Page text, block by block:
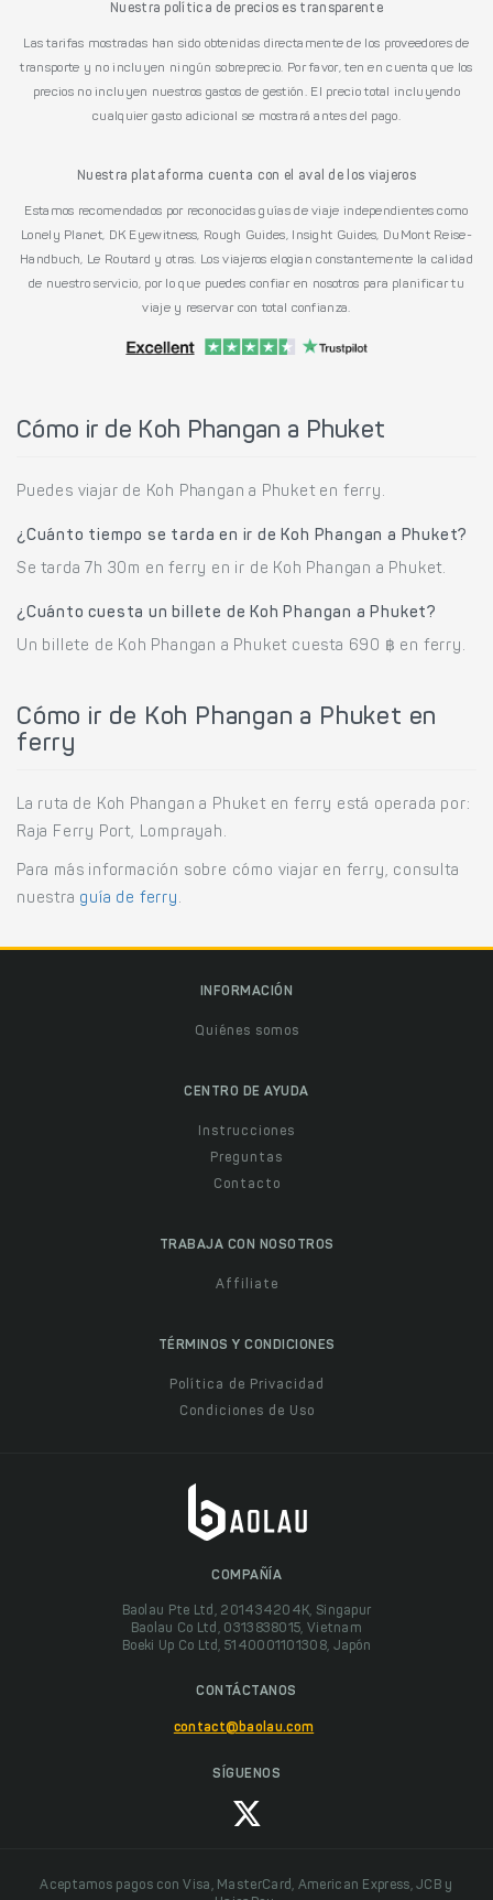
Nuestra política de precios es transparente
Las tarifas mostradas han sido obtenidas directamente de los proveedores de
transporte y no incluyen ningún sobreprecio. Por favor, ten en cuenta que los
precios no incluyen nuestros gastos de gestión. El precio total incluyendo
cualquier gasto adicional se mostrará antes del pago.
Nuestra plataforma cuenta con el aval de los viajeros
Estamos recomendados por reconocidas guías de viaje independientes como
Lonely Planet, DK Eyewitness, Rough Guides, Insight Guides, DuMont Reise-
Handbuch, Le Routard y otras. Los viajeros elogian constantemente la calidad
de nuestro servicio, por lo que puedes confiar en nosotros para planificar tu
viaje y reservar con total confianza.
Cómo ir de Koh Phangan a Phuket
Puedes viajar de Koh Phangan a Phuket en ferry.
¿Cuánto tiempo se tarda en ir de Koh Phangan a Phuket?
Se tarda 7h 30m en ferry en ir de Koh Phangan a Phuket.
¿Cuánto cuesta un billete de Koh Phangan a Phuket?
Un billete de Koh Phangan a Phuket cuesta 690 ฿ en ferry.
Cómo ir de Koh Phangan a Phuket en
ferry
La ruta de Koh Phangan a Phuket en ferry está operada por:
Raja Ferry Port, Lomprayah.
Para más información sobre cómo viajar en ferry, consulta
nuestra guía de ferry .
INFORMACIÓN
Quiénes somos
CENTRO DE AYUDA
Instrucciones
Preguntas
Contacto
TRABAJA CON NOSOTROS
Affiliate
TÉRMINOS Y CONDICIONES
Política de Privacidad
Condiciones de Uso
COMPAÑÍA
Baolau Pte Ltd, 201434204K, Singapur
Baolau Co Ltd, 0313838015, Vietnam
Boeki Up Co Ltd, 5140001101308, Japón
CONTÁCTANOS
contact@baolau.com
SÍGUENOS
Aceptamos pagos con Visa, MasterCard, American Express, JCB y